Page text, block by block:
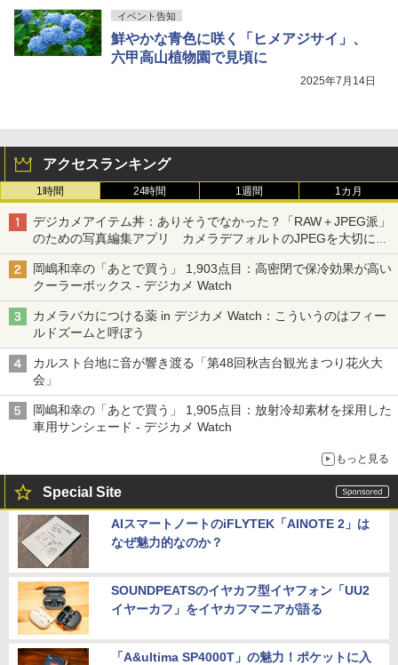
イベント告知
鮮やかな青色に咲く「ヒメアジサイ」、
六甲高山植物園で見頃に
2025年7月14日
アクセスランキング
1時間 24時間 1週間 1カ月
デジカメアイテム丼：ありそうでなかった？「RAW＋JPEG派」
のための写真編集アプリ カメラデフォルトのJPEGを大切にす
る「Filmator」
岡嶋和幸の「あとで買う」 1,903点目：高密閉で保冷効果が高い
クーラーボックス - デジカメ Watch
カメラバカにつける薬 in デジカメ Watch：こういうのはフィー
ルドズームと呼ぼう
カルスト台地に音が響き渡る「第48回秋吉台観光まつり花火大
会」
岡嶋和幸の「あとで買う」 1,905点目：放射冷却素材を採用した
車用サンシェード - デジカメ Watch
もっと見る
Special Site
AIスマートノートのiFLYTEK「AINOTE 2」は
なぜ魅力的なのか？
SOUNDPEATSのイヤカフ型イヤフォン「UU2
イヤーカフ」をイヤカフマニアが語る
「A&ultima SP4000T」の魅力！ポケットに入